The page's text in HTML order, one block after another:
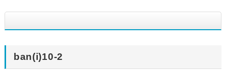
ban(i)10-2